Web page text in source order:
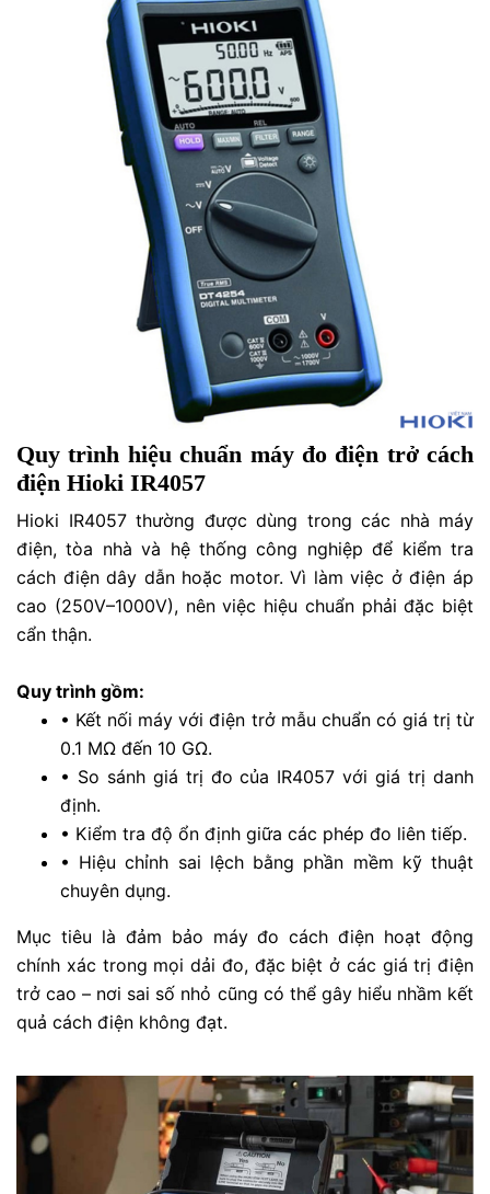
Quy trình hiệu chuẩn máy đo điện trở cách
điện Hioki IR4057
Hioki IR4057 thường được dùng trong các nhà máy
điện, tòa nhà và hệ thống công nghiệp để kiểm tra
cách điện dây dẫn hoặc motor. Vì làm việc ở điện áp
cao (250V–1000V), nên việc hiệu chuẩn phải đặc biệt
cẩn thận.
Quy trình gồm:
• Kết nối máy với điện trở mẫu chuẩn có giá trị từ
0.1 MΩ đến 10 GΩ.
• So sánh giá trị đo của IR4057 với giá trị danh
định.
• Kiểm tra độ ổn định giữa các phép đo liên tiếp.
• Hiệu chỉnh sai lệch bằng phần mềm kỹ thuật
chuyên dụng.
Mục tiêu là đảm bảo máy đo cách điện hoạt động
chính xác trong mọi dải đo, đặc biệt ở các giá trị điện
trở cao – nơi sai số nhỏ cũng có thể gây hiểu nhầm kết
quả cách điện không đạt.